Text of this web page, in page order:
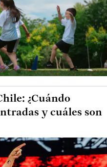
¿Cuándo
y cuáles son